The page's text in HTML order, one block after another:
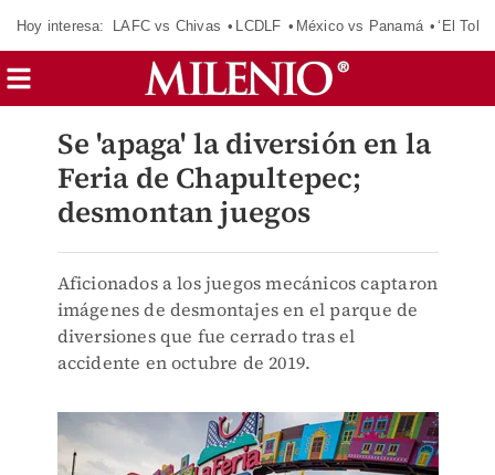
Hoy interesa: LAFC vs Chivas LCDLF México vs Panamá ‘El
Se 'apaga' la diversión en la
Feria de Chapultepec;
desmontan juegos
Aficionados a los juegos mecánicos captaron
imágenes de desmontajes en el parque de
diversiones que fue cerrado tras el
accidente en octubre de 2019.